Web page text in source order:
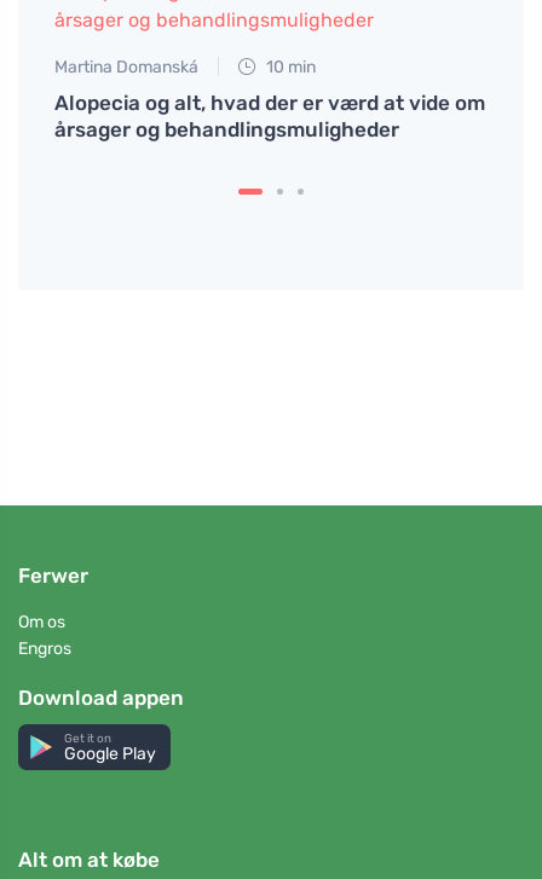
Martina Domanská 10 min
Alopecia og alt, hvad der er værd at vide om
årsager og behandlingsmuligheder
Ferwer
Om os
Engros
Download appen
Get it on
Google Play
Alt om at købe